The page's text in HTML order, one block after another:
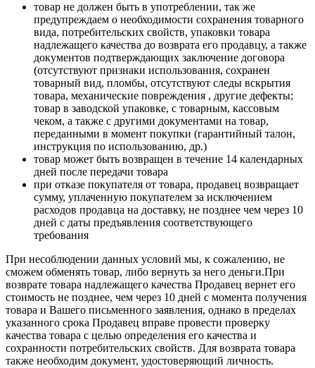
товар не должен быть в употреблении, так же
предупреждаем о необходимости сохранения товарного
вида, потребительских свойств, упаковки товара
надлежащего качества до возврата его продавцу, а также
документов подтверждающих заключение договора
(отсутствуют признаки использования, сохранен
товарный вид, пломбы, отсутствуют следы вскрытия
товара, механические повреждения , другие дефекты;
товар в заводской упаковке, с товарным, кассовым
чеком, а также с другими документами на товар,
переданными в момент покупки (гарантийный талон,
инструкция по использованию, др.)
товар может быть возвращен в течение 14 календарных
дней после передачи товара
при отказе покупателя от товара, продавец возвращает
сумму, уплаченную покупателем за исключением
расходов продавца на доставку, не позднее чем через 10
дней с даты предъявления соответствующего
требования
При несоблюдении данных условий мы, к сожалению, не
сможем обменять товар, либо вернуть за него деньги.При
возврате товара надлежащего качества Продавец вернет его
стоимость не позднее, чем через 10 дней с момента получения
товара и Вашего письменного заявления, однако в пределах
указанного срока Продавец вправе провести проверку
качества товара с целью определения его качества и
сохранности потребительских свойств. Для возврата товара
также необходим документ, удостоверяющий личность.